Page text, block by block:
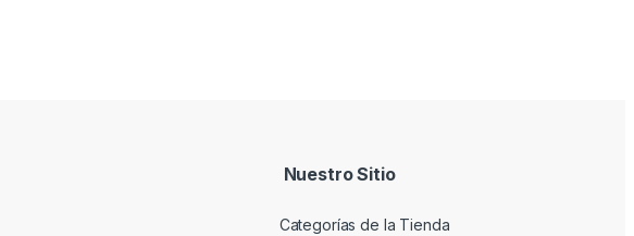
Nuestro Sitio
Categorías de la Tienda